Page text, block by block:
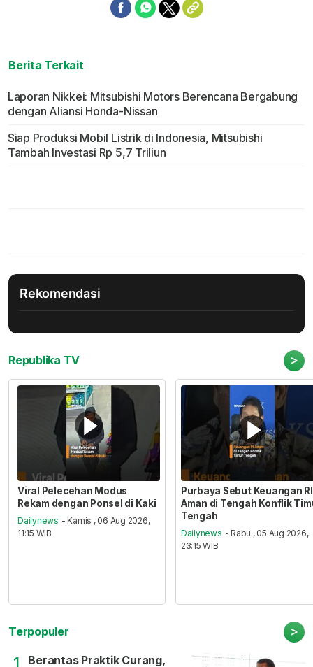
Berita Terkait
Laporan Nikkei: Mitsubishi Motors Berencana Bergabung
dengan Aliansi Honda-Nissan
Siap Produksi Mobil Listrik di Indonesia, Mitsubishi
Tambah Investasi Rp 5,7 Triliun
Rekomendasi
Republika TV >
Viral Pelecehan Modus
Rekam dengan Ponsel di Kaki
Dailynews - Kamis , 06 Aug 2026,
11:15 WIB
Purbaya Sebut Keuangan RI
Aman di Tengah Konflik
Tengah
Dailynews - Rabu , 05 Aug 2026,
23:15 WIB
Terpopuler >
1
Berantas Praktik Curang,